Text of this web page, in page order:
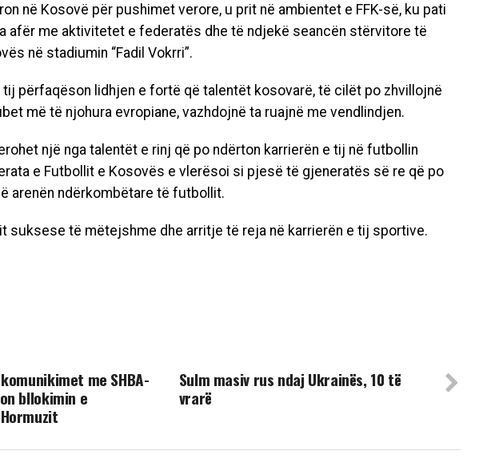
në Kosovë për pushimet verore, u prit në ambientet e FFK-së, ku pati
afër me aktivitetet e federatës dhe të ndjekë seancën stërvitore të
në stadiumin “Fadil Vokrri”.
tij përfaqëson lidhjen e fortë që talentët kosovarë, të cilët po zhvillojnë
më të njohura evropiane, vazhdojnë ta ruajnë me vendlindjen.
një nga talentët e rinj që po ndërton karrierën e tij në futbollin
e Futbollit e Kosovës e vlerësoi si pjesë të gjeneratës së re që po
arenën ndërkombëtare të futbollit.
suksese të mëtejshme dhe arritje të reja në karrierën e tij sportive.
Sulm masiv rus ndaj Ukrainës, 10 të
vrarë
me SHBA-
bllokimin e